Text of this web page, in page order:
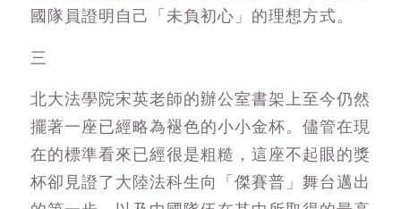
國隊員證明自己「未負初心」的理想方式。
三
北大法學院宋英老師的辦公室書架上至今仍然
擺著一座已經略為褪色的小小金杯。儘管在現
在的標準看來已經很是粗糙，這座不起眼的獎
杯卻見證了大陸法科生向「傑賽普」舞台邁出